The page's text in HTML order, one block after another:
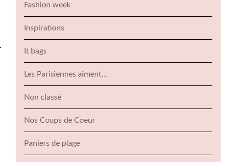
Fashion week
Inspirations
It bags
Les Parisiennes aiment…
Non classé
Nos Coups de Coeur
Paniers de plage